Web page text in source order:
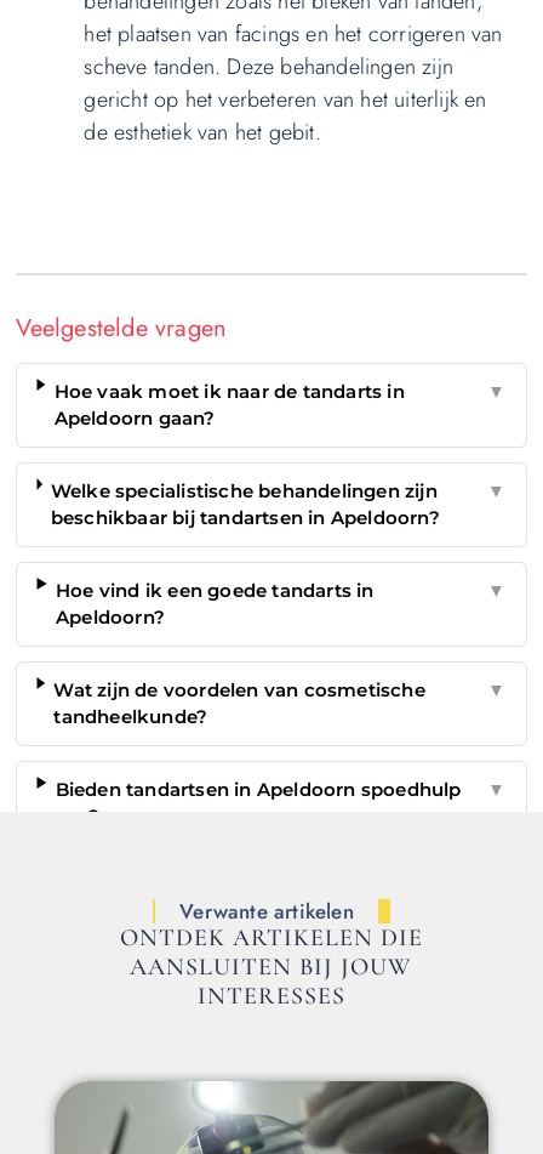
het plaatsen van facings en het corrigeren van
scheve tanden. Deze behandelingen zijn
gericht op het verbeteren van het uiterlijk en
de esthetiek van het gebit.
Veelgestelde vragen
Hoe vaak moet ik naar de tandarts in
Apeldoorn gaan?
▼
Welke specialistische behandelingen zijn
beschikbaar bij tandartsen in Apeldoorn?
▼
Hoe vind ik een goede tandarts in
Apeldoorn?
▼
Wat zijn de voordelen van cosmetische
tandheelkunde?
▼
Bieden tandartsen in Apeldoorn spoedhulp
aan?
▼
Verwante artikelen
ONTDEK ARTIKELEN DIE
AANSLUITEN BIJ JOUW
INTERESSES